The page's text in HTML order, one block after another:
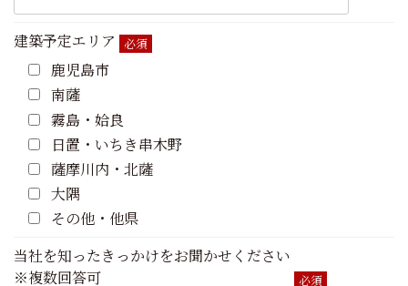
建築予定エリア 必須
鹿児島市
南薩
霧島・姶良
日置・いちき串木野
薩摩川内・北薩
大隅
その他・他県
当社を知ったきっかけをお聞かせください
※複数回答可
必須